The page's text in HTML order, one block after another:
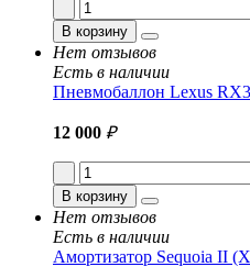
В корзину
Нет отзывов
Есть в наличии
Пневмобаллон Lexus
12 000 ₽
В корзину
Нет отзывов
Есть в наличии
Амортизатор Sequoia II